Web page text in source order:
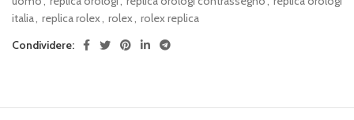
italia replica rolex rolex
rolex replica
Condividere: